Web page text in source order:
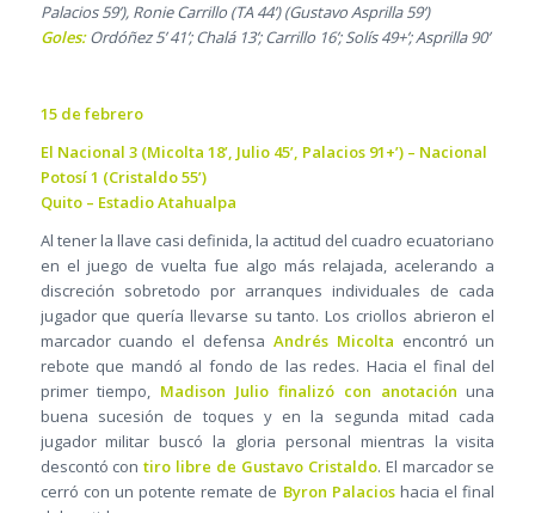
Palacios 59’), Ronie Carrillo (TA 44’) (Gustavo Asprilla 59’)
Goles:Ordóñez 5’ 41’; Chalá 13’; Carrillo 16’; Solís 49+’; Asprilla 90’
15 de febrero
El Nacional 3 (Micolta 18’, Julio 45’, Palacios 91+’) – Nacional
Potosí 1 (Cristaldo 55’)
Quito – Estadio Atahualpa
Al tener la llave casi definida, la actitud del cuadro ecuatoriano
en el juego de vuelta fue algo más relajada, acelerando a
discreción sobretodo por arranques individuales de cada
jugador que quería llevarse su tanto. Los criollos abrieron el
marcador cuando el defensa Andrés Micolta encontró un
rebote que mandó al fondo de las redes. Hacia el final del
primer tiempo, Madison Julio finalizó con anotación una
buena sucesión de toques y en la segunda mitad cada
jugador militar buscó la gloria personal mientras la visita
descontó contiro libre de Gustavo Cristaldo. El marcador se
cerró con un potente remate de Byron Palacioshacia el final